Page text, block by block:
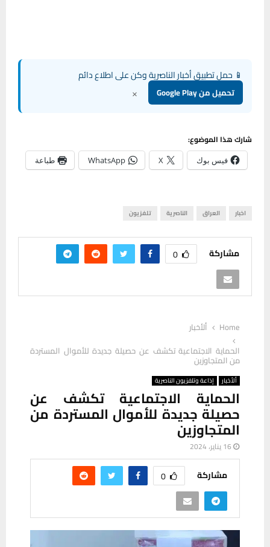
📱 حمل تطبيق أخبار الناصرية وكن على اطلاع دائم
تحميل من Google Play ×
شارك هذا الموضوع:
فيس بوك X
WhatsApp طباعة
اخبار العراق الناصرية تلفزيون
مشاركة 0
Home
ألأخبار
الحماية الاجتماعية تكشف عن حصيلة جديدة للأموال المستردة
من المتجاوزين
ألأخبار إذاعة وتلفزيون الناصرية
الحماية الاجتماعية تكشف عن
حصيلة جديدة للأموال المستردة من
المتجاوزين
16 يناير، 2024
مشاركة 0